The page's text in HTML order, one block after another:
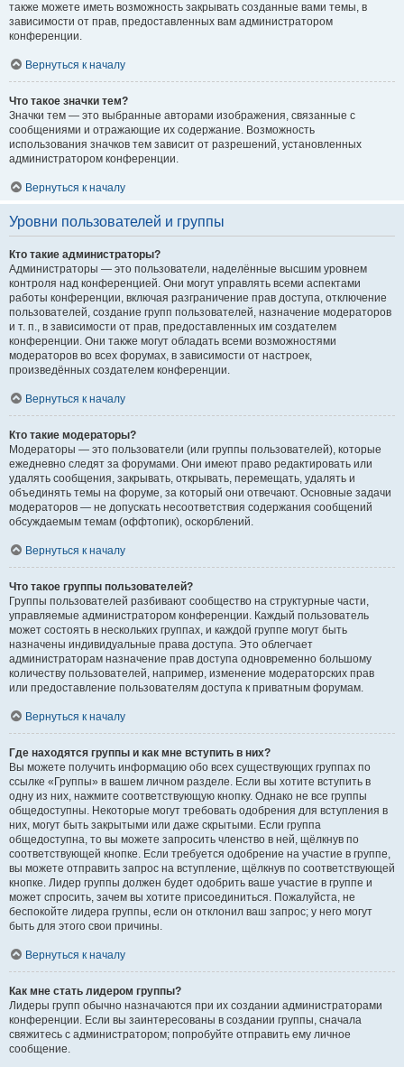
также можете иметь возможность закрывать созданные вами темы, в
зависимости от прав, предоставленных вам администратором
конференции.
Вернуться к началу
Что такое значки тем?
Значки тем — это выбранные авторами изображения, связанные с
сообщениями и отражающие их содержание. Возможность
использования значков тем зависит от разрешений, установленных
администратором конференции.
Вернуться к началу
Уровни пользователей и группы
Кто такие администраторы?
Администраторы — это пользователи, наделённые высшим уровнем
контроля над конференцией. Они могут управлять всеми аспектами
работы конференции, включая разграничение прав доступа, отключение
пользователей, создание групп пользователей, назначение модераторов
и т. п., в зависимости от прав, предоставленных им создателем
конференции. Они также могут обладать всеми возможностями
модераторов во всех форумах, в зависимости от настроек,
произведённых создателем конференции.
Вернуться к началу
Кто такие модераторы?
Модераторы — это пользователи (или группы пользователей), которые
ежедневно следят за форумами. Они имеют право редактировать или
удалять сообщения, закрывать, открывать, перемещать, удалять и
объединять темы на форуме, за который они отвечают. Основные задачи
модераторов — не допускать несоответствия содержания сообщений
обсуждаемым темам (оффтопик), оскорблений.
Вернуться к началу
Что такое группы пользователей?
Группы пользователей разбивают сообщество на структурные части,
управляемые администратором конференции. Каждый пользователь
может состоять в нескольких группах, и каждой группе могут быть
назначены индивидуальные права доступа. Это облегчает
администраторам назначение прав доступа одновременно большому
количеству пользователей, например, изменение модераторских прав
или предоставление пользователям доступа к приватным форумам.
Вернуться к началу
Где находятся группы и как мне вступить в них?
Вы можете получить информацию обо всех существующих группах по
ссылке «Группы» в вашем личном разделе. Если вы хотите вступить в
одну из них, нажмите соответствующую кнопку. Однако не все группы
общедоступны. Некоторые могут требовать одобрения для вступления в
них, могут быть закрытыми или даже скрытыми. Если группа
общедоступна, то вы можете запросить членство в ней, щёлкнув по
соответствующей кнопке. Если требуется одобрение на участие в группе,
вы можете отправить запрос на вступление, щёлкнув по соответствующей
кнопке. Лидер группы должен будет одобрить ваше участие в группе и
может спросить, зачем вы хотите присоединиться. Пожалуйста, не
беспокойте лидера группы, если он отклонил ваш запрос; у него могут
быть для этого свои причины.
Вернуться к началу
Как мне стать лидером группы?
Лидеры групп обычно назначаются при их создании администраторами
конференции. Если вы заинтересованы в создании группы, сначала
свяжитесь с администратором; попробуйте отправить ему личное
сообщение.